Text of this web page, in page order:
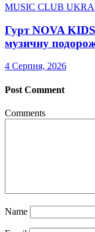
MUSIC CLUB
Гурт NOVA
музичну подорож
4 Серпня, 2026
Post Comment
Comments
Name